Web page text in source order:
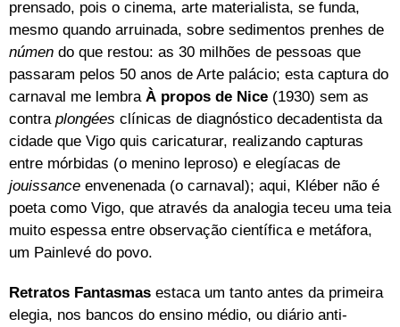
prensado, pois o cinema, arte materialista, se funda,
mesmo quando arruinada, sobre sedimentos prenhes de
númen do que restou: as 30 milhões de pessoas que
passaram pelos 50 anos de Arte palácio; esta captura do
carnaval me lembra À propos de Nice (1930) sem as
contra plongées clínicas de diagnóstico decadentista da
cidade que Vigo quis caricaturar, realizando capturas
entre mórbidas (o menino leproso) e elegíacas de
jouissance envenenada (o carnaval); aqui, Kléber não é
poeta como Vigo, que através da analogia teceu uma teia
muito espessa entre observação científica e metáfora,
um Painlevé do povo.
Retratos Fantasmas estaca um tanto antes da primeira
elegia, nos bancos do ensino médio, ou diário anti-